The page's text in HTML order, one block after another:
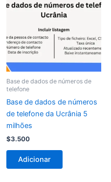
Base de dados de números de
telefone
Base de dados de números
de telefone da Ucrânia 5
milhões
$3.500
Adicionar